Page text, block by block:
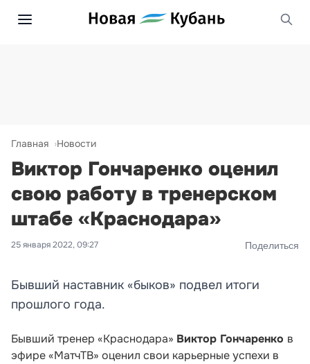
Главная Новости
Виктор Гончаренко оценил
свою работу в тренерском
штабе «Краснодара»
25 января 2022, 09:27 Поделиться
Бывший наставник «быков» подвел итоги
прошлого года.
Бывший тренер «Краснодара» Виктор Гончаренко в
эфире «МатчТВ» оценил свои карьерные успехи в